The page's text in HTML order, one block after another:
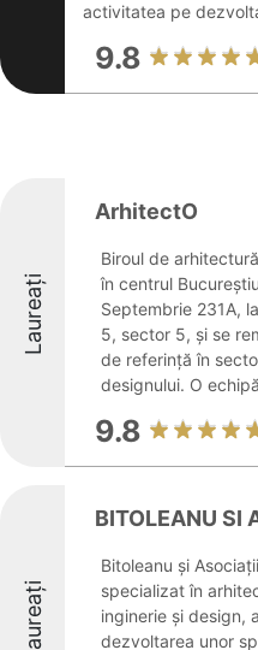
activitatea pe
9.8
Laureați
ArhitectO
Biroul de
în centrul
Septembrie 231A,
5, sector 5, și se
de referință în
designului. O
9.8
Laureați
BITOLEANU SI
Bitoleanu și
specializat în
inginerie și design,
dezvoltarea unor